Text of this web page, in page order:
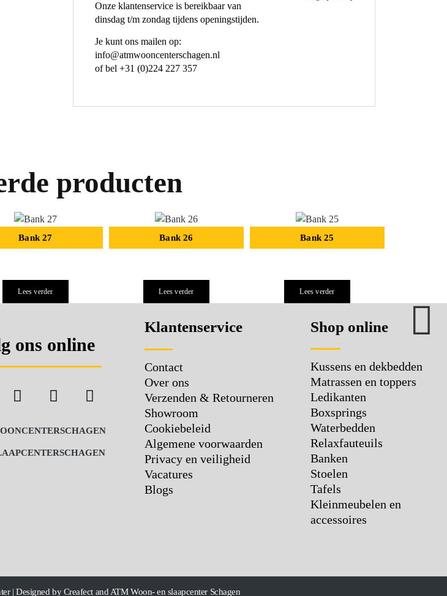
Onze klantenservice is bereikbaar van
dinsdag t/m zondag tijdens openingstijden.
Je kunt ons mailen op:
info@atmwooncenterschagen.nl
of bel +31 (0)224 227 357
producten
Bank 27
Lees verder
Bank 26
Lees verder
Bank 25
Lees verder
ons online
Klantenservice
Contact
Over ons
Verzenden & Retourneren
Showroom
Cookiebeleid
Algemene voorwaarden
Privacy en veiligheid
Vacatures
Blogs
Shop online
Kussens en dekbedden
Matrassen en toppers
Ledikanten
Boxsprings
Waterbedden
Relaxfauteuils
Banken
Stoelen
Tafels
Kleinmeubelen en
accessoires
| Designed by Creafect and ATM Woon- en slaapcenter Schagen